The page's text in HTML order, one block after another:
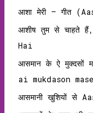
आशा मेरी – गीत
आशीष तुम से चाहते
Hai
आसमान के ऐ मुक्दसों
ai mukdason
आसमानी खुशियों से